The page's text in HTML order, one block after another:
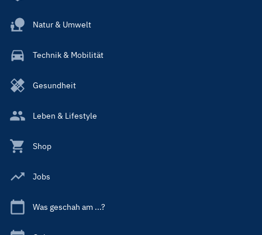
Natur & Umwelt
Technik & Mobilität
Gesundheit
Leben & Lifestyle
Shop
Jobs
Was geschah am ...?